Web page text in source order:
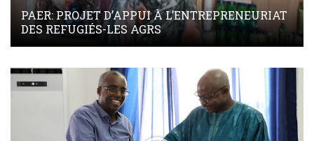
PAER: PROJET D’APPUI À L’ENTREPRENEURIAT
DES REFUGIÉS-LES AGRS